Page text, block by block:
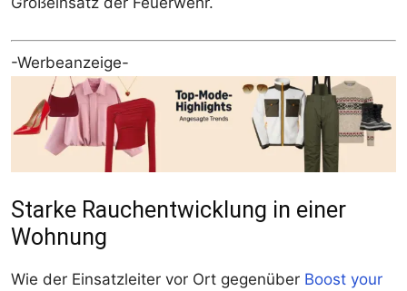
-Werbeanzeige-
Starke Rauchentwicklung in einer
Wohnung
Wie der Einsatzleiter vor Ort gegenüber Boost your